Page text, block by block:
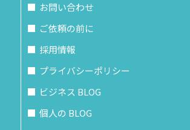
お問い合わせ
ご依頼の前に
採用情報
プライバシーポリシー
ビジネス BLOG
個人の BLOG